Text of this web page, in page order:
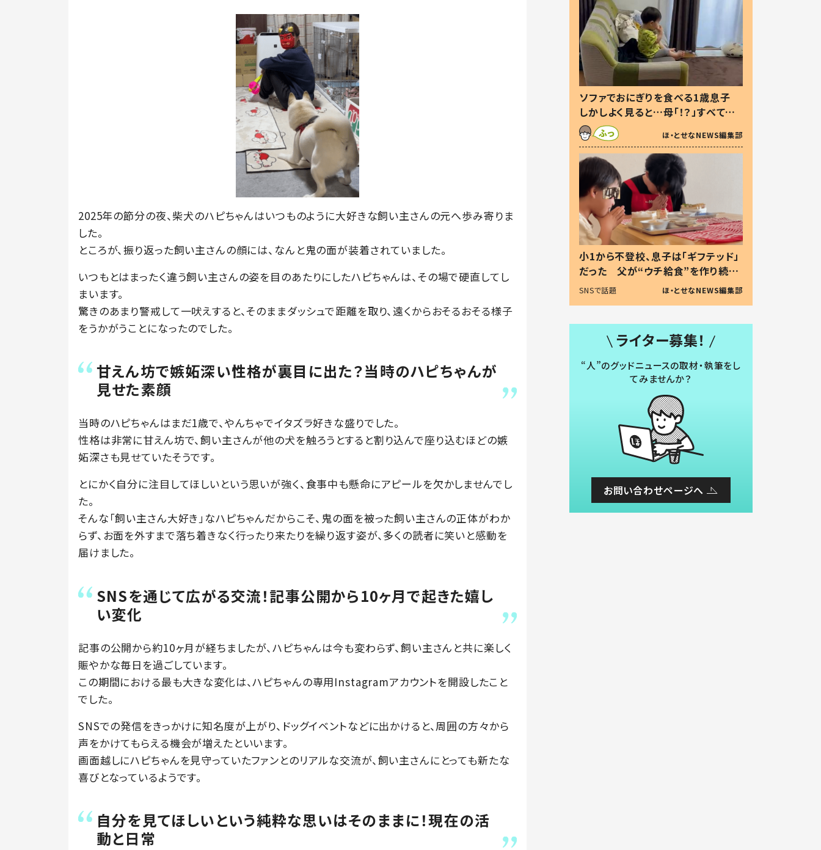
2025年の節分の夜、柴犬のハピちゃんはいつものように大好きな飼い主さんの元へ歩み寄りま
した。
ところが、振り返った飼い主さんの顔には、なんと鬼の面が装着されていました。
いつもとはまったく違う飼い主さんの姿を目のあたりにしたハピちゃんは、その場で硬直してし
まいます。
驚きのあまり警戒して一吠えすると、そのままダッシュで距離を取り、遠くからおそるおそる様子
をうかがうことになったのでした。
甘えん坊で嫉妬深い性格が裏目に出た？当時のハピちゃんが
見せた素顔
当時のハピちゃんはまだ1歳で、やんちゃでイタズラ好きな盛りでした。
性格は非常に甘えん坊で、飼い主さんが他の犬を触ろうとすると割り込んで座り込むほどの嫉
妬深さも見せていたそうです。
とにかく自分に注目してほしいという思いが強く、食事中も懸命にアピールを欠かしませんでし
た。
そんな「飼い主さん大好き」なハピちゃんだからこそ、鬼の面を被った飼い主さんの正体がわか
らず、お面を外すまで落ち着きなく行ったり来たりを繰り返す姿が、多くの読者に笑いと感動を
届けました。
SNSを通じて広がる交流！記事公開から10ヶ月で起きた嬉し
い変化
記事の公開から約10ヶ月が経ちましたが、ハピちゃんは今も変わらず、飼い主さんと共に楽しく
賑やかな毎日を過ごしています。
この期間における最も大きな変化は、ハピちゃんの専用Instagramアカウントを開設したこと
でした。
SNSでの発信をきっかけに知名度が上がり、ドッグイベントなどに出かけると、周囲の方々から
声をかけてもらえる機会が増えたといいます。
画面越しにハピちゃんを見守っていたファンとのリアルな交流が、飼い主さんにとっても新たな
喜びとなっているようです。
自分を見てほしいという純粋な思いはそのままに！現在の活
動と日常
ソファでおにぎりを食べる1歳息子
しかしよく見ると…母「！？」すべてを
察した母の投稿に「可愛いから許
す！」「現行犯〜」
ほ・とせなNEWS編集部
小1から不登校、息子は「ギフテッド」
だった 父が“ウチ給食”を作り続け
る理由とは #令和の親 #令和の子
SNSで話題 ほ・とせなNEWS編集部
ライター募集！
“人”のグッドニュースの取材・執筆をし
てみませんか？
お問い合わせページへ